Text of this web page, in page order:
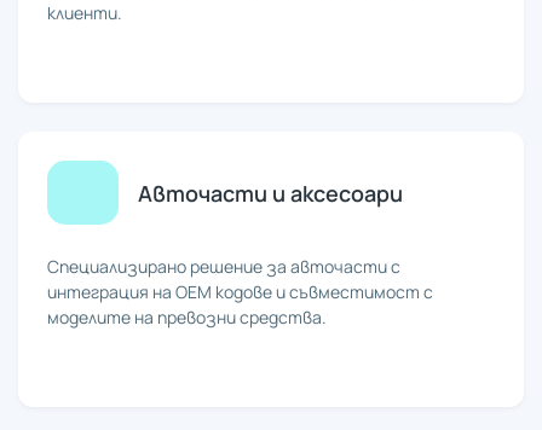
клиенти.
Авточасти и аксесоари
Специализирано решение за авточасти с
интеграция на OEM кодове и съвместимост с
моделите на превозни средства.